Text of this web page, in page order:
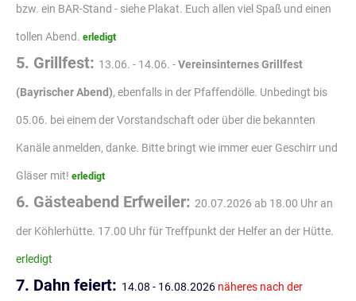
bzw. ein BAR-Stand - siehe Plakat. Euch allen viel Spaß und einen
tollen Abend. erledigt
5. Grillfest: 13.06. - 14.06. -VereinsinternesGrillfest
(Bayrischer Abend), ebenfalls in der Pfaffendölle. Unbedingt bis
05.06. bei einem der Vorstandschaft oder über die bekannten
Kanäle anmelden, danke. Bitte bringt wie immer euer Geschirr und
Gläser mit! erledigt
6. Gästeabend Erfweiler: 20.07.2026 ab 18.00 Uhr an
der Köhlerhütte. 17.00 Uhr für Treffpunkt der Helfer an der Hütte.
erledigt
7. Dahn feiert: 14.08 - 16.08.2026 näheres nach der